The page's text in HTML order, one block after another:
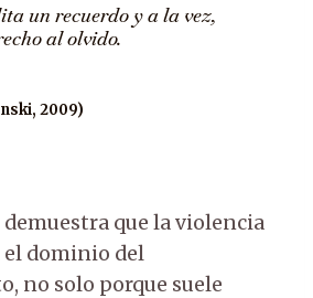
un recuerdo y a la vez,
al olvido.
2009)
que la violencia
el dominio del
no solo porque suele